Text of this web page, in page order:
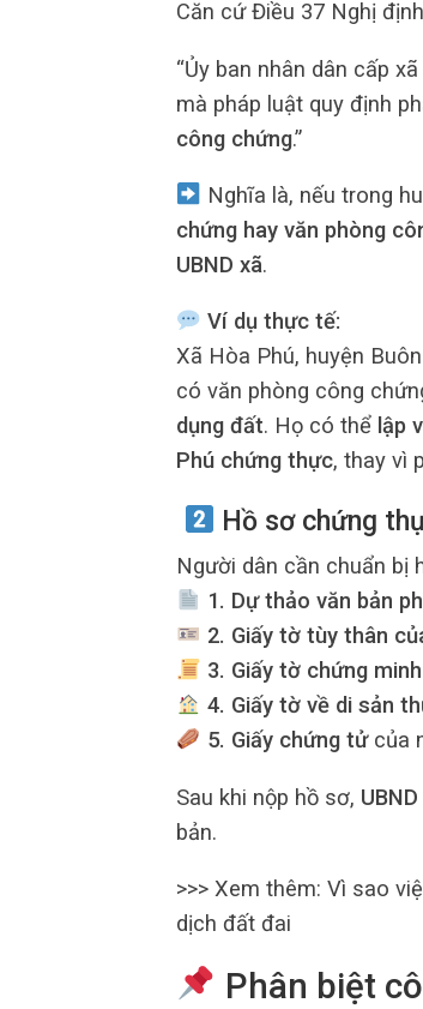
Căn cứ Điều 37 Nghị
“Ủy ban nhân dân cấp
mà pháp luật quy định
công chứng.”
Nghĩa là, nếu trong
chứng hay văn phòng
UBND xã.
Ví dụ thực tế:
Xã Hòa Phú, huyện
có văn phòng công
dụng đất. Họ có thể lập
Phú chứng thực, thay vì
Hồ sơ chứng
Người dân cần chuẩn bị
1. Dự thảo văn bản
2. Giấy tờ tùy thân
3. Giấy tờ chứng
4. Giấy tờ về di sản
5. Giấy chứng tửcủa
Sau khi nộp hồ sơ,
bản.
>>> Xem thêm: Vì sao
dịch đất đai
Phân biệt